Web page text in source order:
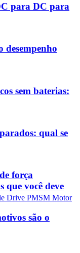
para DC para
desempenho
sem baterias:
qual se
força
que você deve
são o